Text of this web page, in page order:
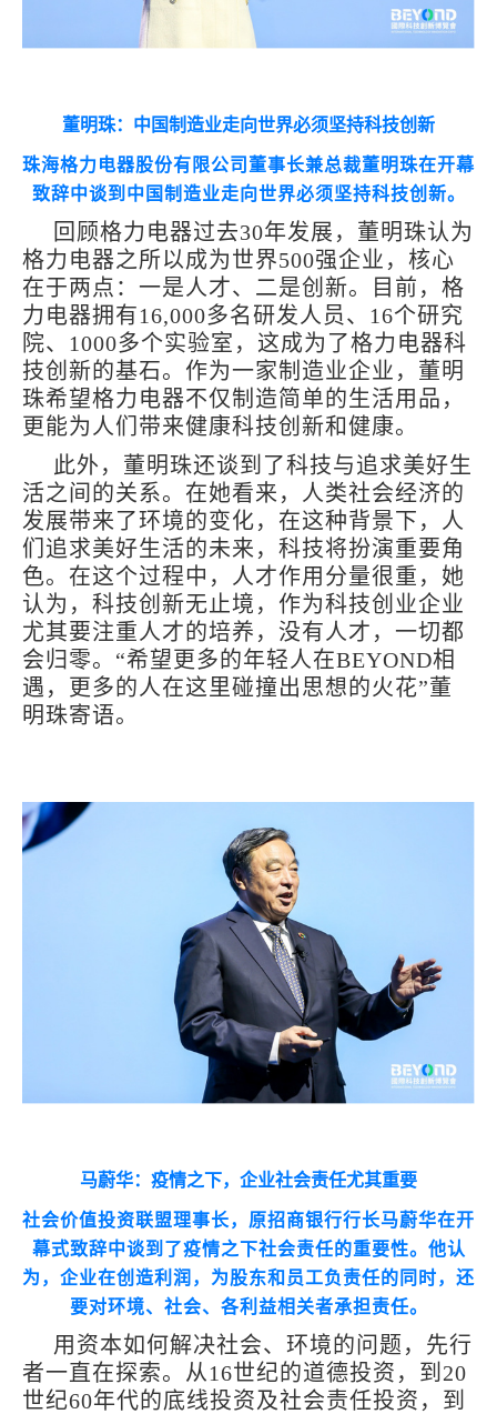
董明珠：中国制造业走向世界必须坚持科技创新
珠海格力电器股份有限公司董事长兼总裁董明珠在开幕
致辞中谈到中国制造业走向世界必须坚持科技创新。
回顾格力电器过去30年发展，董明珠认为
格力电器之所以成为世界500强企业，核心
在于两点：一是人才、二是创新。目前，格
力电器拥有16,000多名研发人员、16个研究
院、1000多个实验室，这成为了格力电器科
技创新的基石。作为一家制造业企业，董明
珠希望格力电器不仅制造简单的生活用品，
更能为人们带来健康科技创新和健康。
此外，董明珠还谈到了科技与追求美好生
活之间的关系。在她看来，人类社会经济的
发展带来了环境的变化，在这种背景下，人
们追求美好生活的未来，科技将扮演重要角
色。在这个过程中，人才作用分量很重，她
认为，科技创新无止境，作为科技创业企业
尤其要注重人才的培养，没有人才，一切都
会归零。“希望更多的年轻人在BEYOND相
遇，更多的人在这里碰撞出思想的火花”董
明珠寄语。
马蔚华：疫情之下，企业社会责任尤其重要
社会价值投资联盟理事长，原招商银行行长马蔚华在开
幕式致辞中谈到了疫情之下社会责任的重要性。他认
为，企业在创造利润，为股东和员工负责任的同时，还
要对环境、社会、各利益相关者承担责任。
用资本如何解决社会、环境的问题，先行
者一直在探索。从16世纪的道德投资，到20
世纪60年代的底线投资及社会责任投资，到